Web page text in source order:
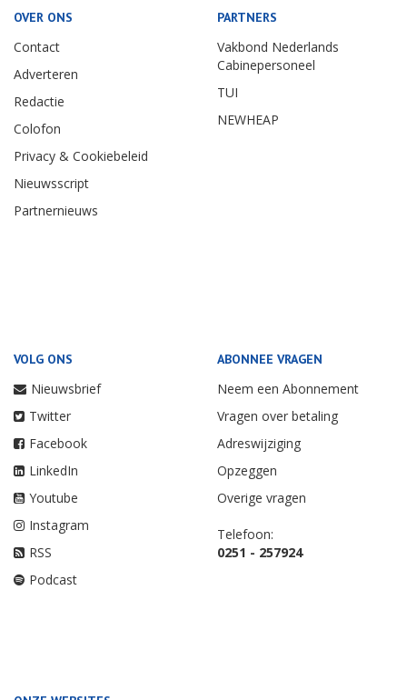
OVER ONS
Contact
Adverteren
Redactie
Colofon
Privacy & Cookiebeleid
Nieuwsscript
Partnernieuws
PARTNERS
Vakbond Nederlands
Cabinepersoneel
TUI
NEWHEAP
VOLG ONS
Nieuwsbrief
Twitter
Facebook
LinkedIn
Youtube
Instagram
RSS
Podcast
ABONNEE VRAGEN
Neem een Abonnement
Vragen over betaling
Adreswijziging
Opzeggen
Overige vragen
Telefoon:
0251 - 257924